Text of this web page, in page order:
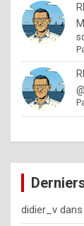
didier_v dans